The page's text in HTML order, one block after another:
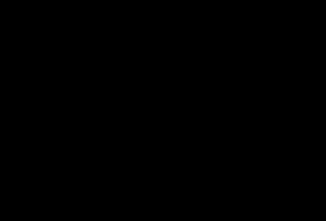
ungewöhnliche Zuschnitte und
ihre phantasievolle
dazu besondere Schrift-
und
essayistische Kommentartexte,
Allein aufgrund ihrer ruhig-
unterscheiden sich alle seine
erheblich vom Gros der